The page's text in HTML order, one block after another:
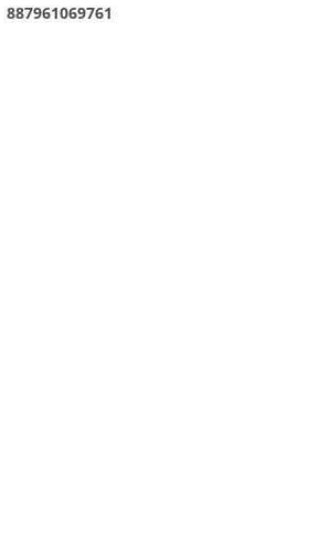
887961069761